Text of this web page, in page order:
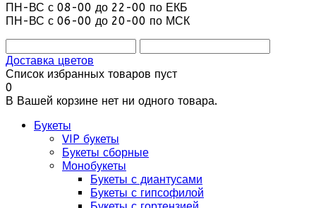
ПН-ВС с 08-00 до 22-00 по ЕКБ
ПН-ВС с 06-00 до 20-00 по МСК
Доставка цветов
Список избранных товаров пуст
0
В Вашей корзине нет ни одного товара.
Букеты
VIP букеты
Букеты сборные
Монобукеты
Букеты с диантусами
Букеты с гипсофилой